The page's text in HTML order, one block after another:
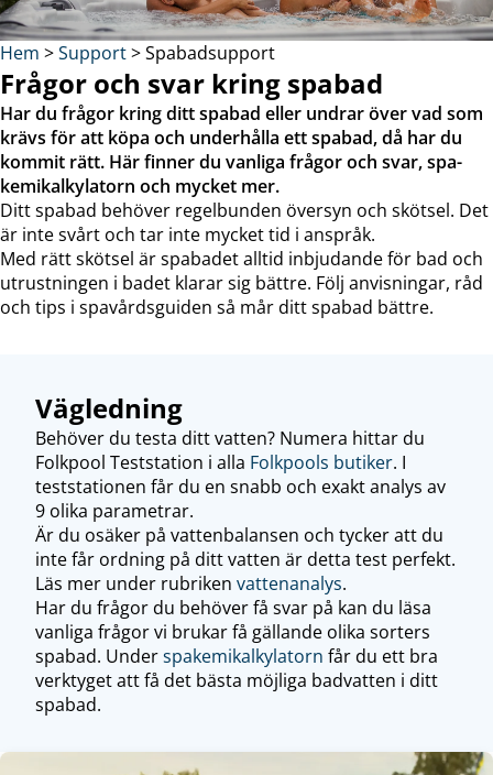
Hem >Support>Spabadsupport
Frågor och svar kring spabad
Har du frågor kring ditt spabad eller undrar över vad som
krävs för att köpa och underhålla ett spabad, då har du
kommit rätt. Här finner du vanliga frågor och svar, spa­
kemikalkylatorn och mycket mer.
Ditt spabad behöver regelbunden översyn och skötsel. Det
är inte svårt och tar inte mycket tid i anspråk.
Med rätt skötsel är spabadet alltid inbjudande för bad och
utrustningen i badet klarar sig bättre. Följ anvisningar, råd
och tips i spavårdsguiden så mår ditt spabad bättre.
Vägledning
Behöver du testa ditt vatten? Numera hittar du
Folkpool Teststation i alla Folkpools butiker. I
teststationen får du en snabb och exakt analys av
9 olika parametrar.
Är du osäker på vattenbalansen och tycker att du
inte får ordning på ditt vatten är detta test perfekt.
Läs mer under rubriken vattenanalys.
Har du frågor du behöver få svar på kan du läsa
vanliga frågor vi brukar få gällande olika sorters
spabad. Underspakemi­kalkylatorn får du ett bra
verktyget att få det bästa möjliga badvatten i ditt
spabad.